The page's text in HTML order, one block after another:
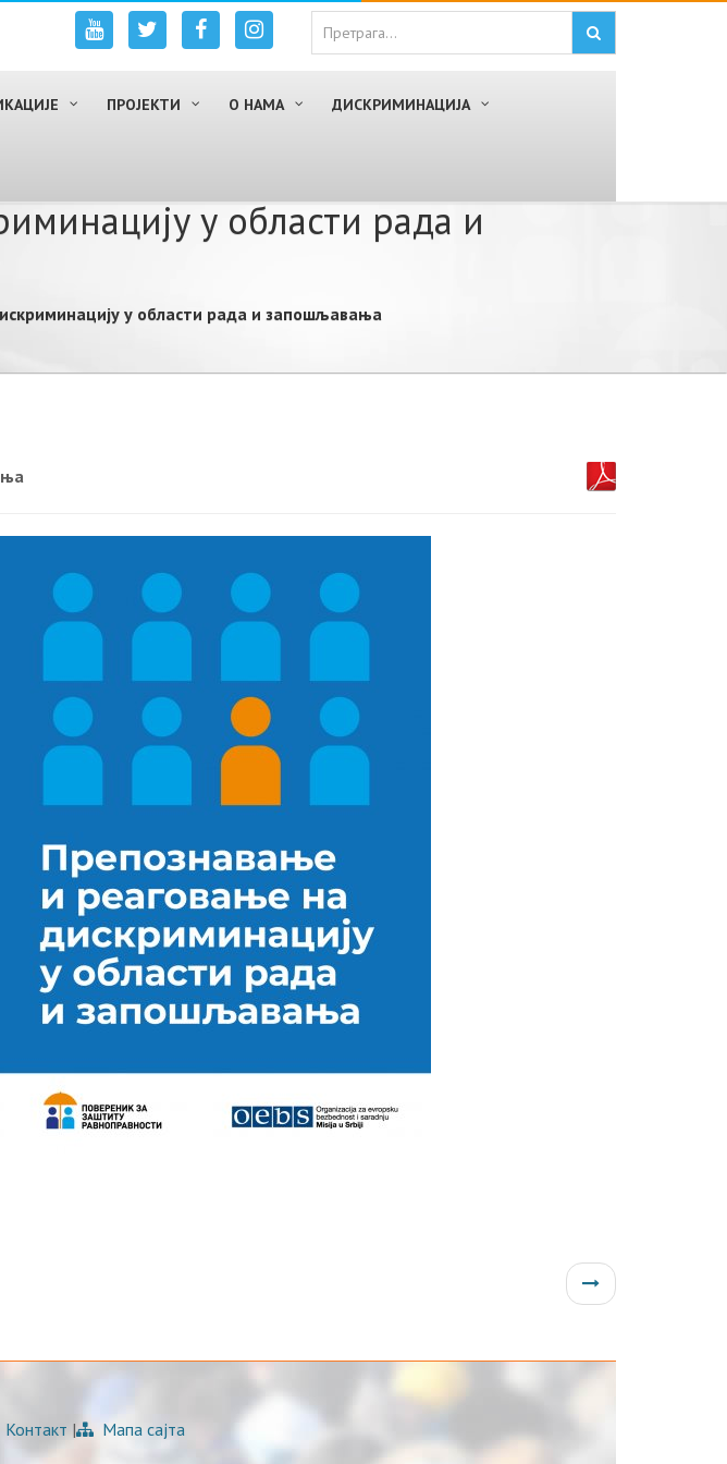
ПРОЈЕКТИ О НАМА ДИСКРИМИНАЦИЈА
у области рада и
у области рада и запошљавања
Контакт | Мапа сајта